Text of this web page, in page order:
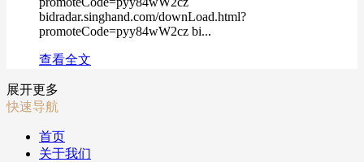
bidradar.singhand.com/downLoad.html?
promoteCode=pyy84wW2cz bi...
查看全文
展开更多
快速导航
首页
关于我们